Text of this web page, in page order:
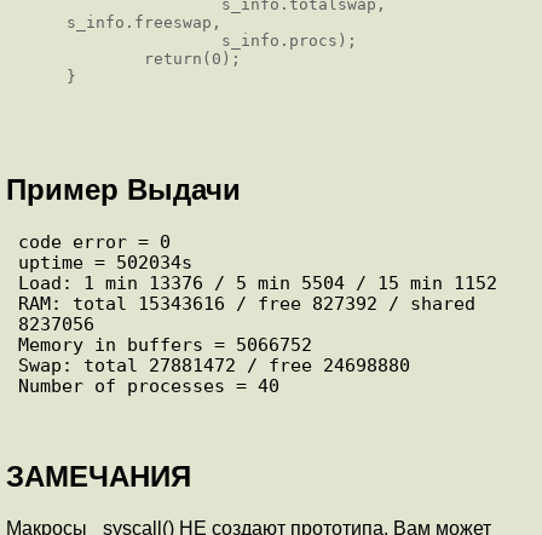
s_info.freeswap,
Пример Выдачи
code error = 0
uptime = 502034s
Load: 1 min 13376 / 5 min 5504 / 15 min 1152
RAM: total 15343616 / free 827392 / shared
8237056
Memory in buffers = 5066752
Swap: total 27881472 / free 24698880
ЗАМЕЧАНИЯ
Макросы _syscall() НЕ создают прототипа. Вам может